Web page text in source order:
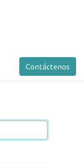
Contáctenos